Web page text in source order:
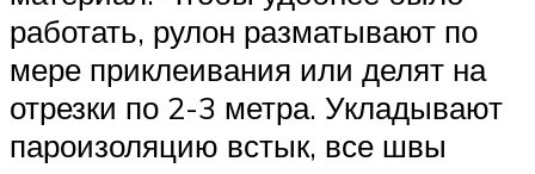
работать, рулон разматывают по
мере приклеивания или делят на
отрезки по 2-3 метра. Укладывают
пароизоляцию встык, все швы